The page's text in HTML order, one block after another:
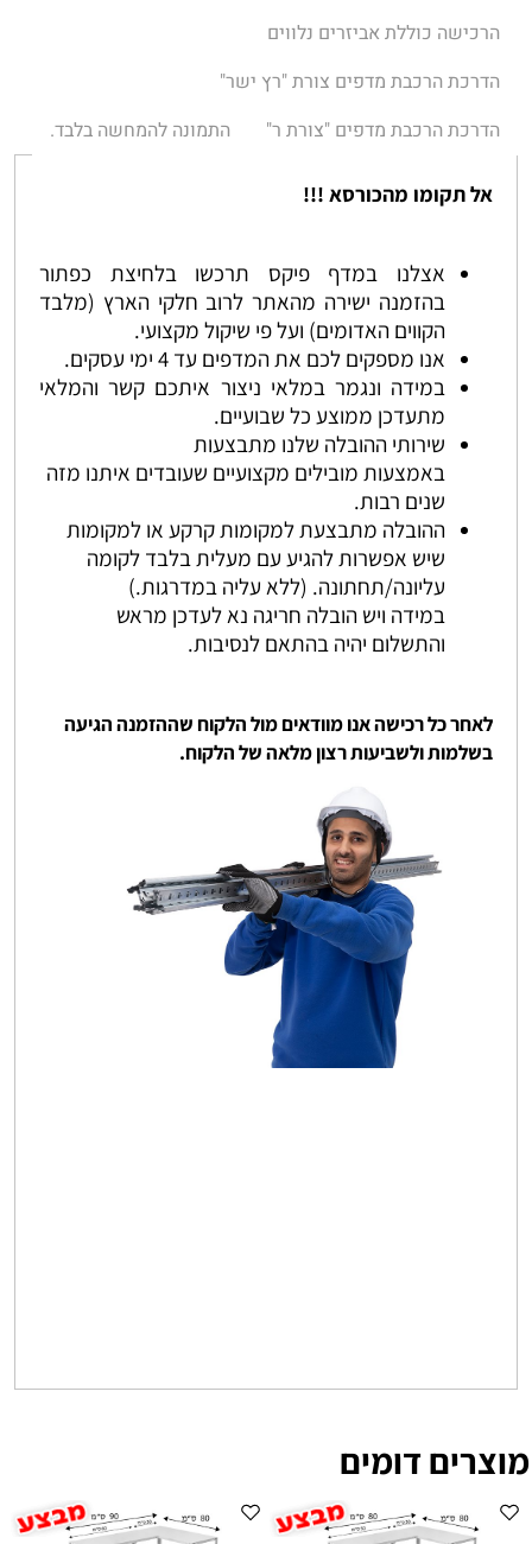
הרכישה כוללת אביזרים נלווים
הדרכת הרכבת מדפים צורת "רץ ישר"
הדרכת הרכבת מדפים "צורת ר"
התמונה להמחשה בלבד.
אל תקומו מהכורסא !!!
אצלנו במדף פיקס תרכשו בלחיצת כפתור
בהזמנה ישירה מהאתר לרוב חלקי הארץ (מלבד
הקווים האדומים) ועל פי שיקול מקצועי.
אנו מספקים לכם את המדפים עד 4 ימי עסקים.
במידה ונגמר במלאי ניצור איתכם קשר והמלאי
מתעדכן ממוצע כל שבועיים.
שירותי ההובלה שלנו מתבצעות
באמצעות מובילים מקצועיים שעובדים איתנו מזה
שנים רבות.
ההובלה מתבצעת למקומות קרקע או למקומות
שיש אפשרות להגיע עם מעלית בלבד לקומה
עליונה/תחתונה. (ללא עליה במדרגות.)
במידה ויש הובלה חריגה נא לעדכן מראש
והתשלום יהיה בהתאם לנסיבות.
לאחר כל רכישה אנו מוודאים מול הלקוח שההזמנה הגיעה
בשלמות ולשביעות רצון מלאה של הלקוח.
מוצרים דומים